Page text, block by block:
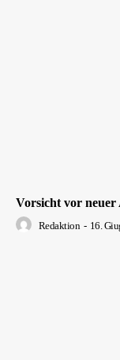
Vorsicht vor
Redaktion - 16.